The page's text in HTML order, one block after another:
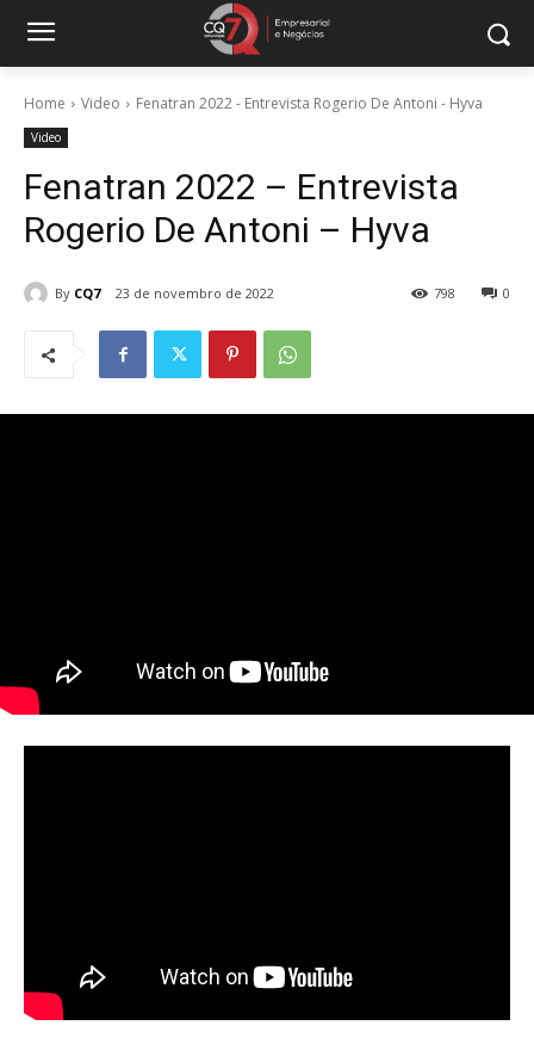
Home Video Fenatran 2022 - Entrevista Rogerio De Antoni - Hyva
Video
Fenatran 2022 – Entrevista
Rogerio De Antoni – Hyva
By CQ7 23 de novembro de 2022 0
798